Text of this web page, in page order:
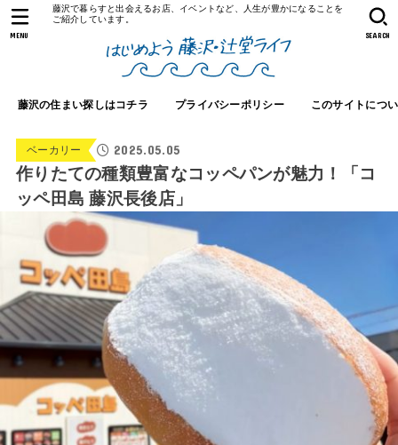
藤沢で暮らすと出会えるお店、イベントなど、人生が豊かになることを
ご紹介しています。
藤沢の住まい探しはコチラ プライバシーポリシー このサイトにつ
SEARCH
MENU
ベーカリー 2025.05.05
作りたての種類豊富なコッペパンが魅力！「コ
ッペ田島 藤沢長後店」